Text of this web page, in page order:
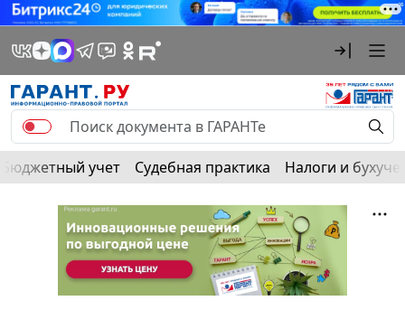
Бюджетный учет Судебная практика Налоги и